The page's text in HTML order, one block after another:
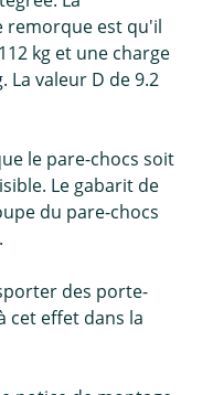
remorque est qu'il
kg et une charge
La valeur D de 9.2
le pare-chocs soit
Le gabarit de
du pare-chocs
des porte-
cet effet dans la